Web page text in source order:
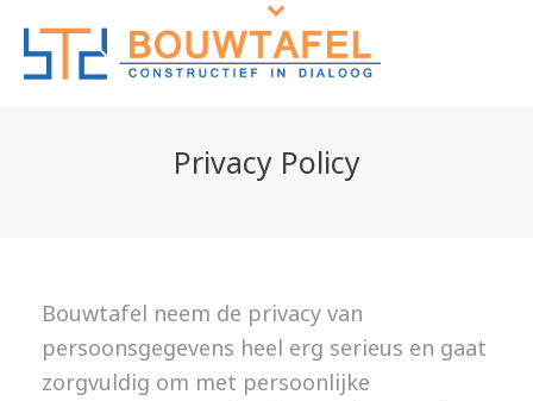
Privacy Policy
Bouwtafel neem de privacy van
persoonsgegevens heel erg serieus en gaat
zorgvuldig om met persoonlijke